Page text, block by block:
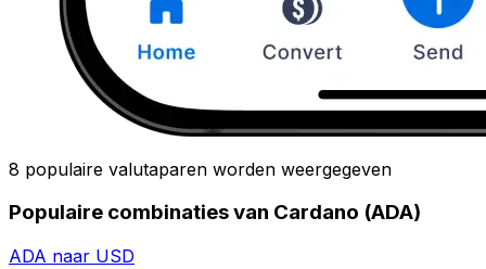
8 populaire valutaparen worden weergegeven
Populaire combinaties van Cardano (ADA)
ADA naar USD